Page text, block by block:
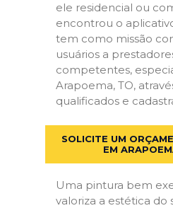
ele residencial ou
encontrou o
tem como missão
usuários a
competentes,
Arapoema, TO,
qualificados e
SOLICITE UM
EM
Uma pintura bem
valoriza a estética do